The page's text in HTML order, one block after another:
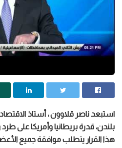
استبعد ناصر قلاوون ، أستاذ
بلندن، قدرة بريطانيا وأمريكا على
هذا القرار يتطلب موافقة جميع